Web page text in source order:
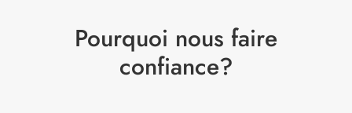
Pourquoi nous faire
confiance?